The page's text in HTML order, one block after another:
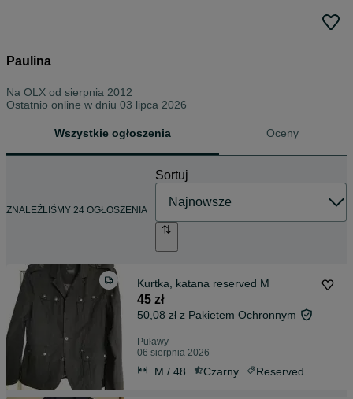
Paulina
Na OLX od sierpnia 2012
Ostatnio online w dniu 03 lipca 2026
Wszystkie ogłoszenia Oceny
ZNALEŹLIŚMY 24 OGŁOSZENIA
Sortuj
Kurtka, katana reserved M
45 zł
50,08 zł z Pakietem Ochronnym
Puławy
06 sierpnia 2026
M / 48 Czarny Reserved